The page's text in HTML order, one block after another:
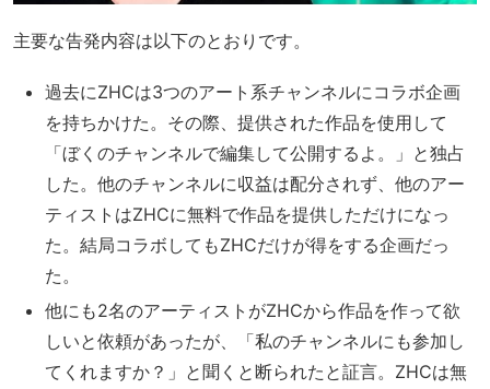
主要な告発内容は以下のとおりです。
過去にZHCは3つのアート系チャンネルにコラボ企画
を持ちかけた。その際、提供された作品を使用して
「ぼくのチャンネルで編集して公開するよ。」と独占
した。他のチャンネルに収益は配分されず、他のアー
ティストはZHCに無料で作品を提供しただけになっ
た。結局コラボしてもZHCだけが得をする企画だっ
た。
他にも2名のアーティストがZHCから作品を作って欲
しいと依頼があったが、「私のチャンネルにも参加し
てくれますか？」と聞くと断られたと証言。ZHCは無